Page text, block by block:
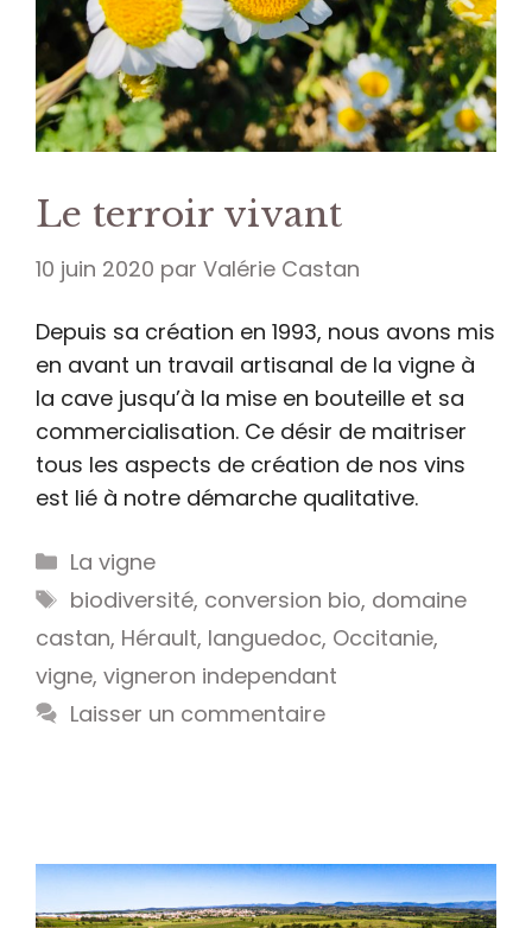
Le terroir vivant
10 juin 2020 par Valérie Castan
Depuis sa création en 1993, nous avons mis
en avant un travail artisanal de la vigne à
la cave jusqu’à la mise en bouteille et sa
commercialisation. Ce désir de maitriser
tous les aspects de création de nos vins
est lié à notre démarche qualitative.
Catégories
La vigne
Étiquettes
biodiversité, conversion bio, domaine
castan, Hérault, languedoc, Occitanie,
vigne, vigneron independant
Laisser un commentaire